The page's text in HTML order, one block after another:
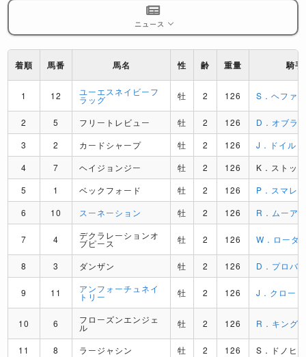
ニュース
着順 馬番 馬名 性 齢 重量 騎手
1 12 ユーエスネイビーフ
ラッグ 牡 2 126 S．ヘファ
2 5 フリートレビュー 牡 2 126
D．オブラ
3
2 カードシャープ 牡 2 126
J．ドイル
4
7 ヘイジョンジー 牡 2 126
K．ストッ
5
1 ベックフォード 牡 2 126
P．スマレ
6
10 スーネーション 牡 2 126 R．ムーア
7 4 デクラレーションオ
ブピース 牡 2 126 W．ローダ
8 3 ダンザン 牡 2 126 D．プロバ
9 11 アンフォーチュネイ
トリー 牡 2 126 J．クロー
10 6 フローズンエンジェ
ル 牡 2 126 R．キング
11 8 ラージャシン 牡 2 126
S．ドノヒ